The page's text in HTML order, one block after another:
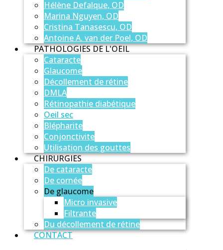
Hélène Defalque, OD
Marina Nguyen, OD
Cristina Tanasescu, OD
Antoine A. van der Poel, OD
PATHOLOGIES DE L'OEIL
Cataracte
Glaucome
Décollement de rétine
DMLA
Rétinopathie diabétique
Oeil sec
Blépharite
Conjonctivite
Utilisation des gouttes
CHIRURGIES
De cataracte
De cornée
De glaucome
Micro invasive
Filtrante
Du décollement de rétine
CONTACT